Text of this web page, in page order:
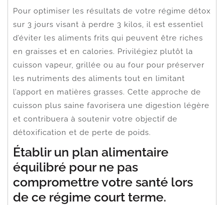
Pour optimiser les résultats de votre régime détox
sur 3 jours visant à perdre 3 kilos, il est essentiel
d’éviter les aliments frits qui peuvent être riches
en graisses et en calories. Privilégiez plutôt la
cuisson vapeur, grillée ou au four pour préserver
les nutriments des aliments tout en limitant
l’apport en matières grasses. Cette approche de
cuisson plus saine favorisera une digestion légère
et contribuera à soutenir votre objectif de
détoxification et de perte de poids.
Établir un plan alimentaire
équilibré pour ne pas
compromettre votre santé lors
de ce régime court terme.